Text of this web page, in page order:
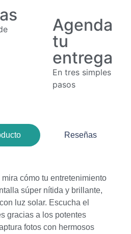
Agenda
tu
entrega
En tres simples
pasos
Reseñas
mira cómo tu entretenimiento
súper nítida y brillante,
luz solar. Escucha el
gracias a los potentes
fotos con hermosos